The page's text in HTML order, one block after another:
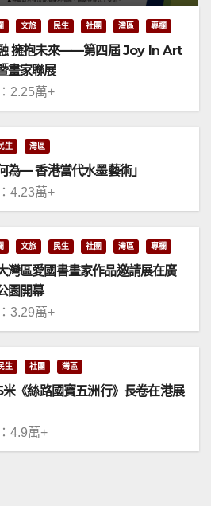
文旅 民生 社團 灣區 專欄
擁抱未來——第四屆 Joy In Art
畫家聯展
2.25萬+
生 灣區
為— 香港當代水墨藝術」
4.23萬+
文旅 民生 社團 灣區 專欄
灣區愛國書畫家作品邀請展在廣
園開幕
3.29萬+
生 社團 灣區
米《絲路國寶五洲行》長卷在港展
4.9萬+